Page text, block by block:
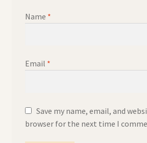
Name *
Email *
Save my name, email, and
browser for the next time I